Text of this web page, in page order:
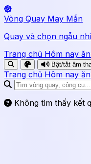
Vòng Quay May Mắn
Quay và chọn ngẫu
Trang chủ Hôm nay
Bật/tắt âm
Trang chủ Hôm nay
Không tìm thấy kết